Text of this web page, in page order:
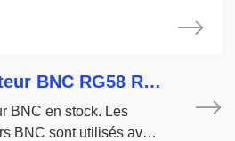
électroniques à
Connecteur BNC RG58 RG59 mâle femelle 50ohm 75ohms
BNC en stock. Les
BNC sont utilisés avec